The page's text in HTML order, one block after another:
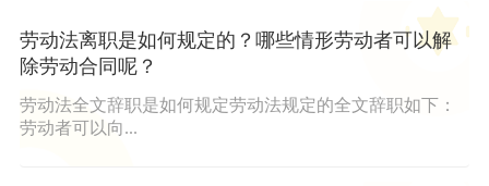
劳动法离职是如何规定的？哪些情形劳动者可以解
除劳动合同呢？
劳动法全文辞职是如何规定劳动法规定的全文辞职如下：
劳动者可以向...